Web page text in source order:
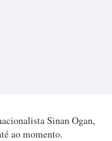
Sinan Ogan,
ao momento.